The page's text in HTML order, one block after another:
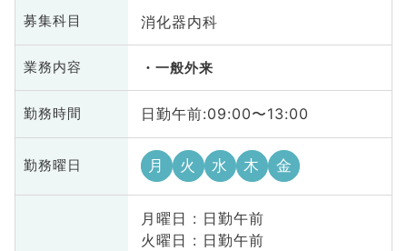
募集科目 消化器内科
業務内容 一般外来
勤務時間 日勤午前:09:00〜13:00
勤務曜日 月 火 水 木 金
月曜日 : 日勤午前
火曜日 : 日勤午前